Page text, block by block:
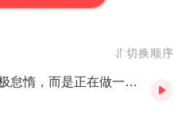
切换顺序
结语 无所事事并不意味着消极怠惰，而是正在做一件无以名之的事